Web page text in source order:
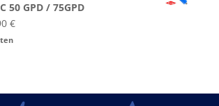
50 GPD / 75GPD
€